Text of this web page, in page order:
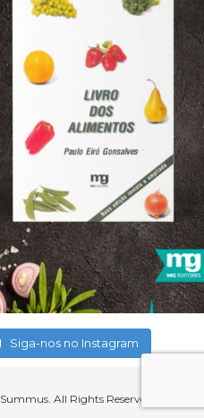
Siga-nos no Instagram
All Rights Reserved.